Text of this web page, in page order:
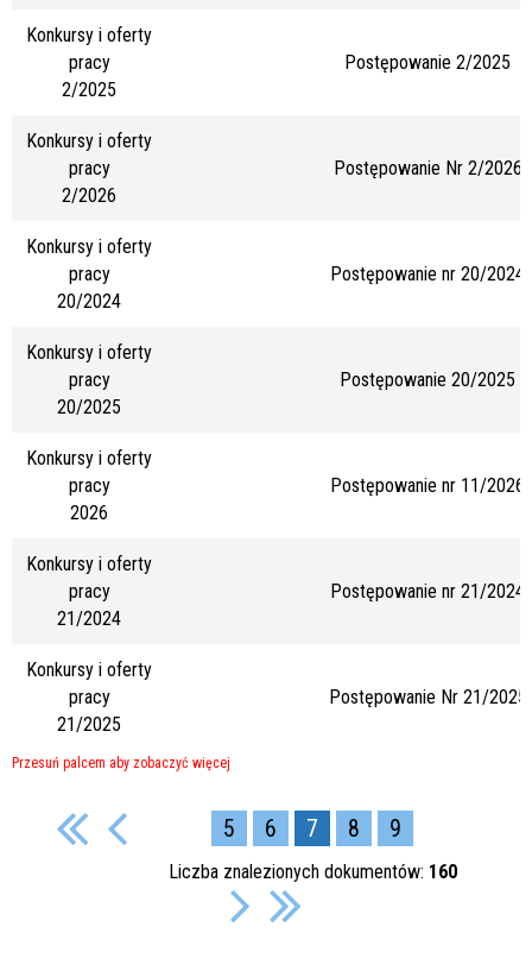
Konkursy i oferty
pracy
2/2025
Postępowanie 2/2025
Konkursy i oferty
pracy
2/2026
Postępowanie Nr 2/2026
Konkursy i oferty
pracy
20/2024
Postępowanie nr 20/2024
Konkursy i oferty
pracy
20/2025
Postępowanie 20/2025
Konkursy i oferty
pracy
2026
Postępowanie nr 11/2026
Konkursy i oferty
pracy
21/2024
Postępowanie nr 21/2024
Konkursy i oferty
pracy
21/2025
Postępowanie Nr 21/2025
5 6 7 8 9
Liczba znalezionych dokumentów: 160